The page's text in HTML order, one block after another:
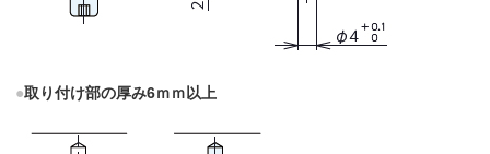
●取り付け部の厚み6ｍｍ以上